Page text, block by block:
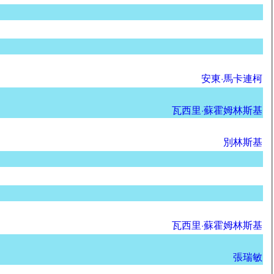
安東·馬卡連柯
瓦西里·蘇霍姆林斯基
別林斯基
瓦西里·蘇霍姆林斯基
張瑞敏